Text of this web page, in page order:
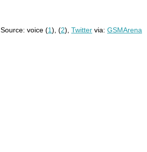
Source: voice (1), (2), Twitter via: GSMArena